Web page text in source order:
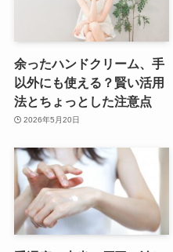
余ったハンドクリーム、手
以外にも使える？賢い活用
法とちょっとした注意点
2026年5月20日